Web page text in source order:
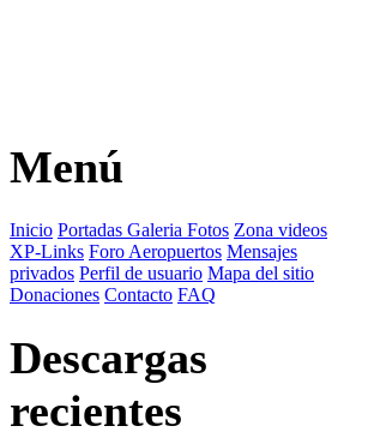
Menú
Inicio Portadas Galeria Fotos Zona videos
XP-Links Foro Aeropuertos Mensajes
privados Perfil de usuario Mapa del sitio
Donaciones Contacto FAQ
Descargas
recientes